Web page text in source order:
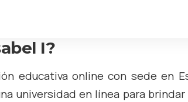
I?
educativa online con sede en
universidad en línea para